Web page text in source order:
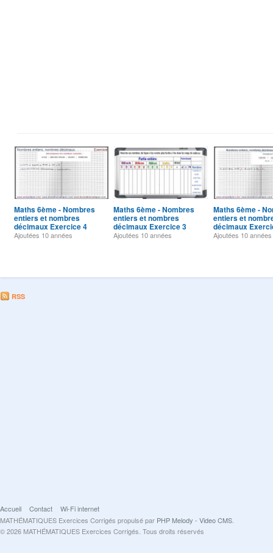
Maths 6ème - Nombres
entiers et nombres
décimaux Exercice 4
Ajoutées 10 années
Maths 6ème - Nombres
entiers et nombres
décimaux Exercice 3
Ajoutées 10 années
Maths 6ème -
entiers et
décimaux
Ajoutées 10 années
RSS
Accueil Contact
Wi-Fi internet
MATHÉMATIQUES Exercices Corrigés propulsé par PHP Melody - Video CMS.
© 2026 MATHÉMATIQUES Exercices Corrigés. Tous droits réservés